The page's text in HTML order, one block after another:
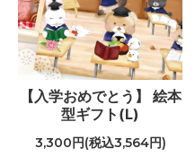
【入学おめでとう】 絵本
型ギフト(L)
3,300円(税込3,564円)